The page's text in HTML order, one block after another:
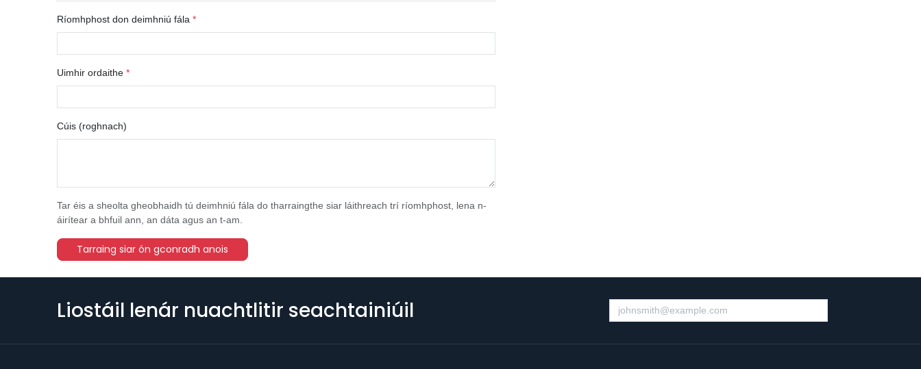
Ríomhphost don deimhniú fála
Uimhir ordaithe
Cúis (roghnach)
Tar éis a sheolta gheobhaidh tú deimhniú fála do tharraingthe siar láithreach trí ríomhphost, lena n-
áirítear a bhfuil ann, an dáta agus an t-am.
Tarraing siar ón gconradh anois
Liostáil lenár nuachtlitir seachtainiúil